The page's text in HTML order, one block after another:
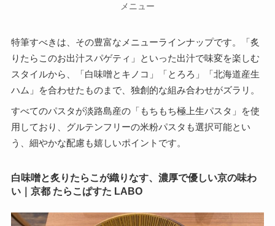
メニュー
特筆すべきは、その豊富なメニューラインナップです。「炙
りたらこのお出汁スパゲティ」といった出汁で味変を楽しむ
スタイルから、「白味噌とキノコ」「とろろ」「北海道産生
ハム」を合わせたものまで、独創的な組み合わせがズラリ。
すべてのパスタが淡路島産の「もちもち極上生パスタ」を使
用しており、グルテンフリーの米粉パスタも選択可能とい
う、細やかな配慮も嬉しいポイントです。
白味噌と炙りたらこが織りなす、濃厚で優しい京の味わ
い｜京都 たらこぱすた LABO